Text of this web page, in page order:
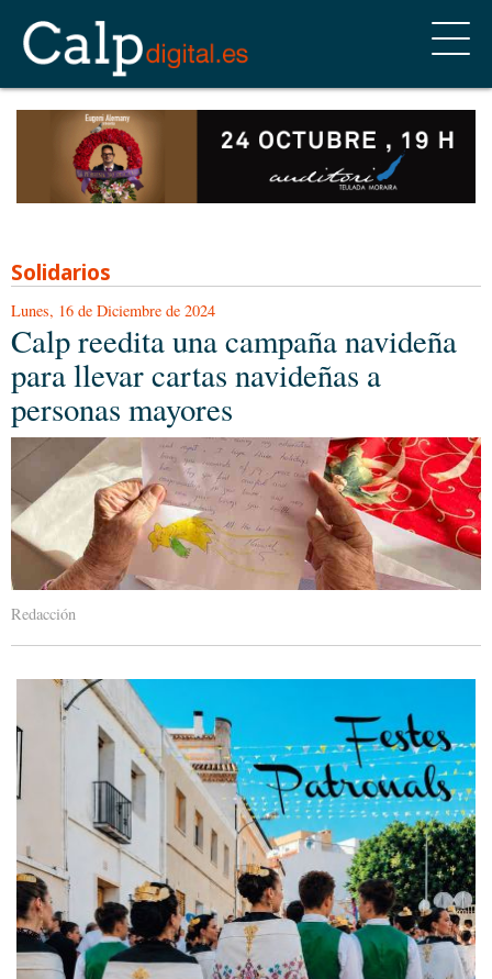
Solidarios
Lunes, 16 de Diciembre de 2024
Calp reedita una campaña navideña
para llevar cartas navideñas a
personas mayores
Redacción